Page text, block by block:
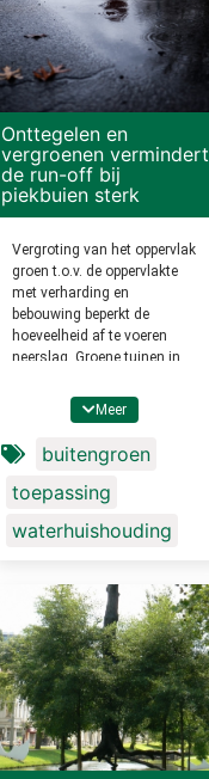
Onttegelen en
vergroenen vermindert
de run-off bij
piekbuien sterk
Vergroting van het oppervlak
groen t.o.v. de oppervlakte
met verharding en
bebouwing beperkt de
hoeveelheid af te voeren
neerslag. Groene tuinen in
hebben een sterk beperkend
effect op de run-off bij
piekbuien. Ook groene daken
dragen hieraan bij.
Meer
buitengroen
toepassing
waterhuishouding